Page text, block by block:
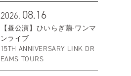
2026. 08.16
【昼公演】ひいらぎ繭-ワンマ
ンライブ
15TH ANNIVERSARY LINK DR
EAMS TOURS